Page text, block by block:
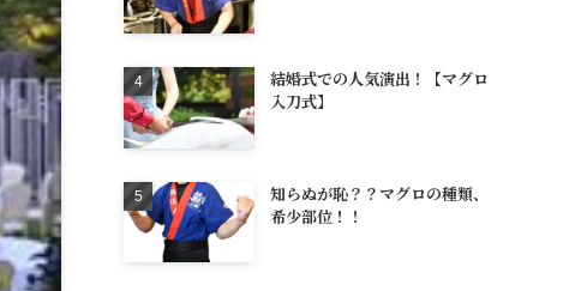
結婚式での人気演出！【マグロ
入刀式】
知らぬが恥？？マグロの種類、
希少部位！！